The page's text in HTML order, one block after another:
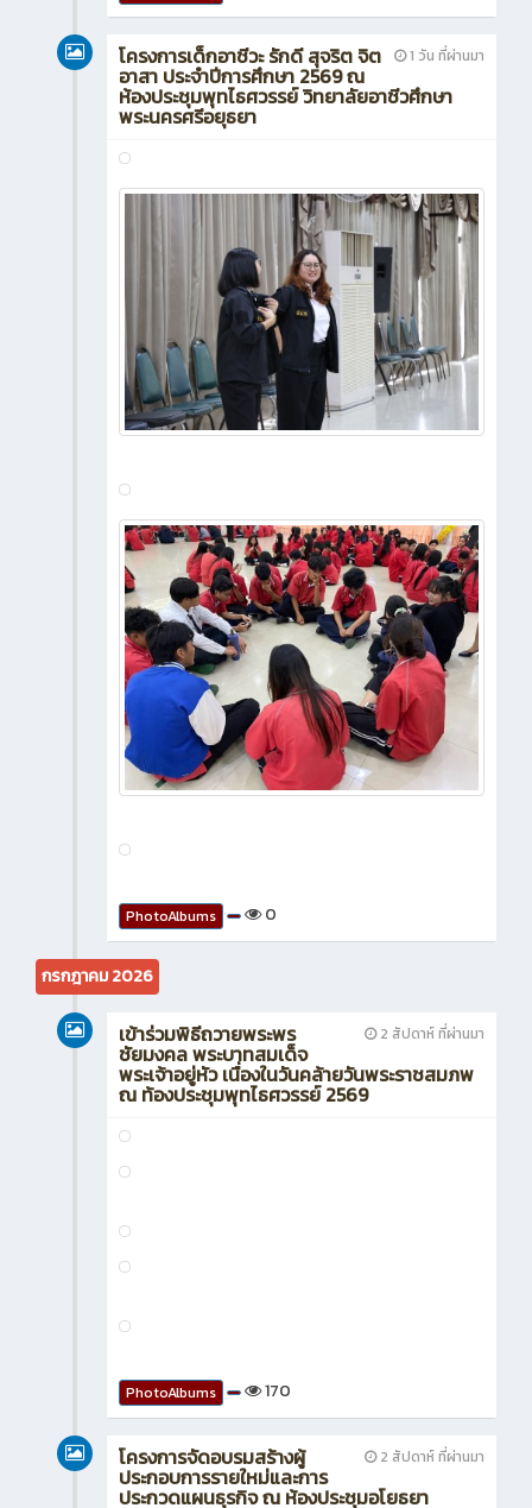
PhotoAlbums 0
1 วัน ที่ผ่านมา
โครงการเด็กอาชีวะ รักดี สุจริต จิต
อาสา ประจำปีการศึกษา 2569 ณ
ห้องประชุมพุทไธศวรรย์ วิทยาลัยอาชีวศึกษา
พระนครศรีอยุธยา
เข้าร่วมพิธีถวายพระพร
ณ ท้องประชุมพุทไธศวรรย์ 2569